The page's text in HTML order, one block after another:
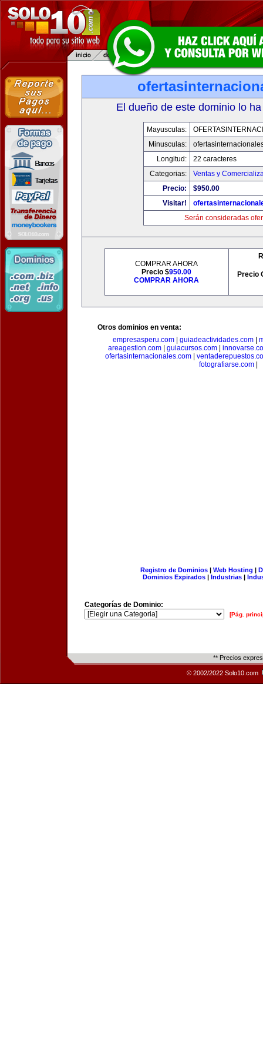
El dueño de este dominio lo
Mayusculas:
Minusculas:
Longitud:
22 caracteres
Categorias:
Ventas y
Precio:
$950.00
Visitar!
Serán consideradas
COMPRAR AHORA
Precio $950.00
COMPRAR AHORA
Precio
Otros dominios en venta:
empresasperu.com| guiadeactividades.com|
areagestion.com| guiacursos.com|
ofertasinternacionales.com|
fotografiarse.com
Registro de Dominios| Web Hosting |
Dominios Expirados | Industrias |
Categorías de Dominio:
[Pág.
** Precios
© 2002/2022 Solo10.com